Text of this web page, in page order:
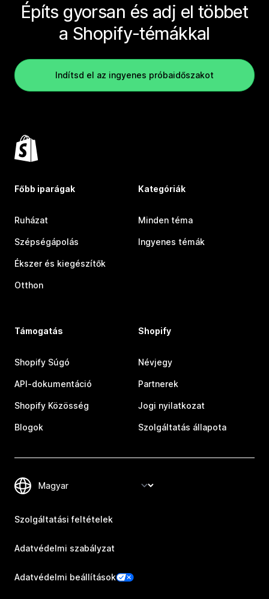
Építs gyorsan és adj el többet
a Shopify-témákkal
Indítsd el az ingyenes próbaidőszakot
Főbb iparágak
Ruházat
Szépségápolás
Ékszer és kiegészítők
Otthon
Kategóriák
Minden téma
Ingyenes témák
Támogatás
Shopify Súgó
API-dokumentáció
Shopify Közösség
Blogok
Shopify
Névjegy
Partnerek
Jogi nyilatkozat
Szolgáltatás állapota
Szolgáltatási feltételek
Adatvédelmi szabályzat
Adatvédelmi beállítások